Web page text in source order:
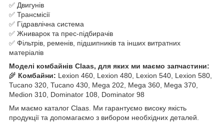
✅ Двигунів
✅ Трансмісії
✅ Гідравлічна система
✅ Жниварок та прес-підбирачів
✅ Фільтрів, ременів, підшипників та інших витратних
матеріалів
Моделі комбайнів Claas, для яких ми маємо запчастини:
🌾 Комбайни: Lexion 460, Lexion 480, Lexion 540, Lexion 580,
Tucano 320, Tucano 430, Mega 202, Mega 360, Mega 370,
Medion 310, Dominator 108, Dominator 98
Ми маємо каталог Claas. Ми гарантуємо високу якість
продукції та допомагаємо з вибором необхідних деталей.